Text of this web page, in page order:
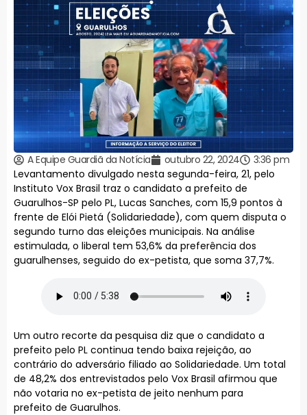
A Equipe Guardiã da Notícia outubro 22, 2024
3:36 pm
Levantamento divulgado nesta segunda-feira, 21, pelo
Instituto Vox Brasil traz o candidato a prefeito de
Guarulhos-SP pelo PL, Lucas Sanches, com 15,9 pontos à
frente de Elói Pietá (Solidariedade), com quem disputa o
segundo turno das eleições municipais. Na análise
estimulada, o liberal tem 53,6% da preferência dos
guarulhenses, seguido do ex-petista, que soma 37,7%.
Um outro recorte da pesquisa diz que o candidato a
prefeito pelo PL continua tendo baixa rejeição, ao
contrário do adversário filiado ao Solidariedade. Um total
de 48,2% dos entrevistados pelo Vox Brasil afirmou que
não votaria no ex-petista de jeito nenhum para
prefeito de Guarulhos.